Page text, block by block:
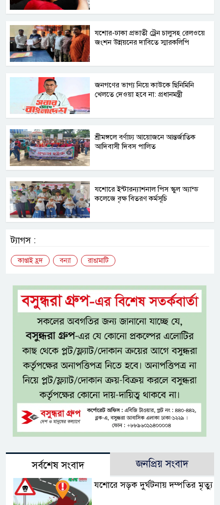
যশোর-ঢাকা প্রভাতী ট্রেন চালুসহ রেলওয়ে
জংশন উন্নয়নের দাবিতে স্মারকলিপি
জনগণের ভাগ্য নিয়ে কাউকে ছিনিমিনি
খেলতে দেওয়া হবে না: প্রধানমন্ত্রী
শ্রীমঙ্গলে বর্ণাঢ্য আয়োজনে আন্তর্জাতিক
আদিবাসী দিবস পালিত
যশোরে ইন্টারন্যাশনাল পিস স্কুল অ্যান্ড
কলেজে বৃক্ষ বিতরণ কর্মসূচি
ট্যাগস :
কাপ্তাই হ্রদ বন্যা রাঙামাটি
সর্বশেষ সংবাদ জনপ্রিয় সংবাদ
যশোরে সড়ক দুর্ঘটনায় দম্পতির মৃত্যু